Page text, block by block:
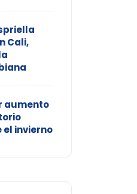
Cali,
aumento
invierno